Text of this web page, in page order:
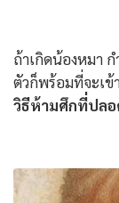
ถ้าเกิดน้องหมา
ตัวก็พร้อมที่จะเข้
วิธีห้ามศึกที่ปล